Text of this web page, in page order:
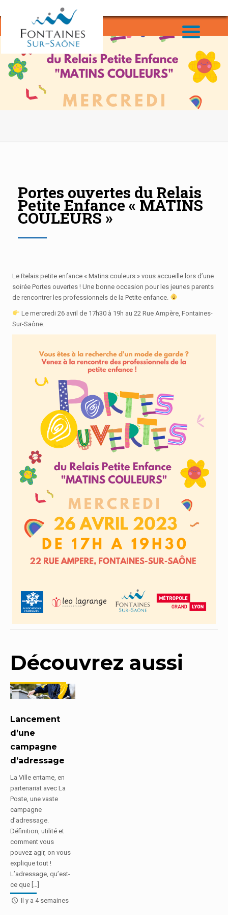
Portes ouvertes du Relais
Petite Enfance « MATINS
COULEURS »
Le Relais petite enfance « Matins couleurs » vous accueille lors d’une
soirée Portes ouvertes ! Une bonne occasion pour les jeunes parents
de rencontrer les professionnels de la Petite enfance.
Le mercredi 26 avril de 17h30 à 19h au 22 Rue Ampère, Fontaines-
Sur-Saône.
Découvrez aussi
Lancement
d’une
campagne
d’adressage
La Ville entame, en
partenariat avec La
Poste, une vaste
campagne
d’adressage.
Définition, utilité et
comment vous
pouvez agir, on vous
explique tout !
L’adressage, qu’est-
ce que […]
Il y a 4 semaines